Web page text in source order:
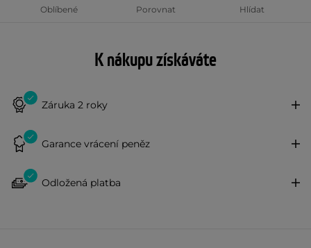
Oblíbené Porovnat Hlídat
K nákupu získáváte
Záruka 2 roky
Garance vrácení peněz
Odložená platba